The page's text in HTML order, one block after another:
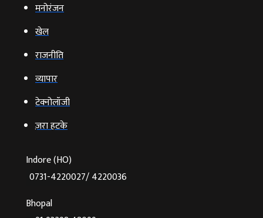
मनोरंजन
खेल
राजनीति
व्‍यापार
टेक्‍नोलॉजी
ज़रा हटके
Indore (HO)
0731-4220027/ 4220036
Bhopal